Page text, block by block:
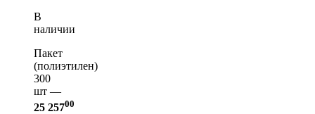
В
наличии
Пакет
(полиэтилен)
300
шт —
25 25700